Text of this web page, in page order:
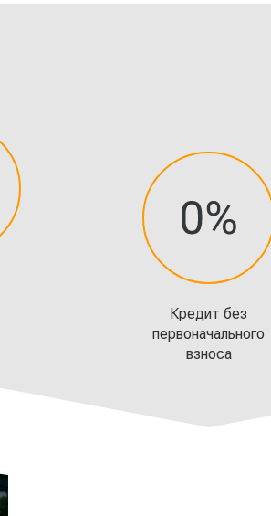
Кредит без
первоначального
взноса